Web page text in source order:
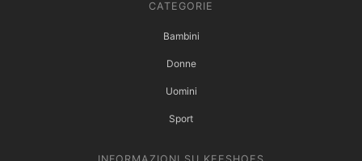
CATEGORIE
Bambini
Donne
Uomini
Sport